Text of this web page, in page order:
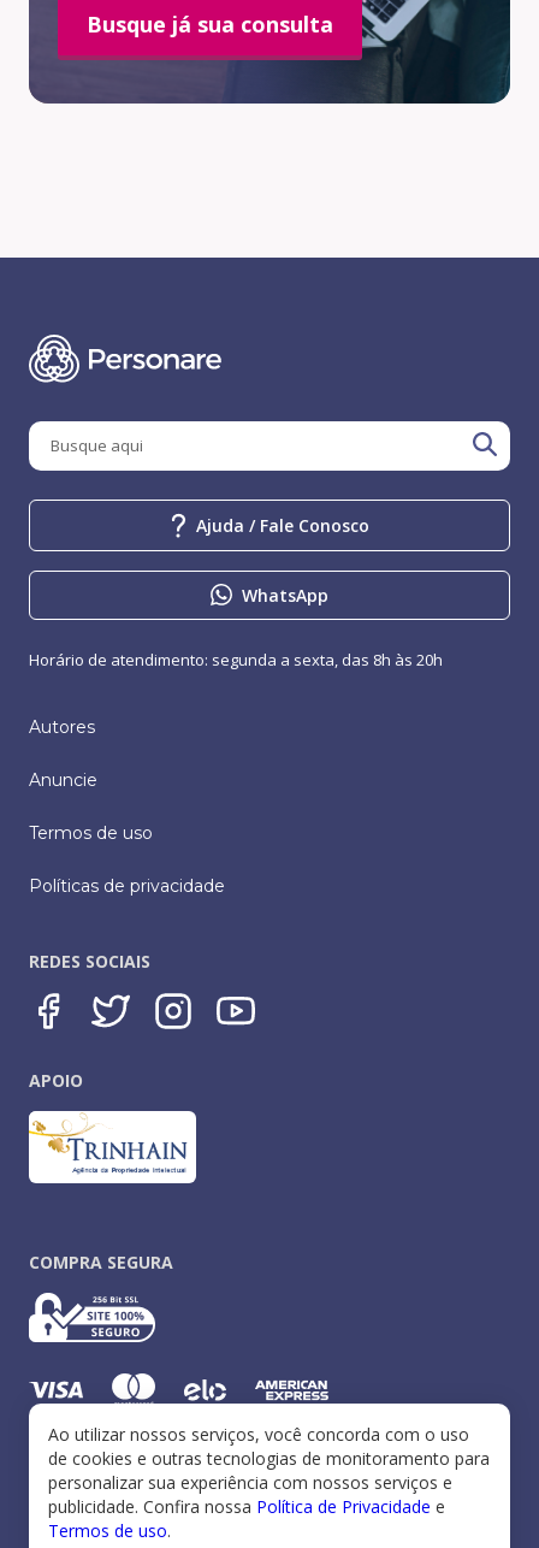
Busque já sua consulta
Ajuda / Fale Conosco
WhatsApp
Horário de atendimento: segunda a sexta, das 8h às 20h
Autores
Anuncie
Termos de uso
Políticas de privacidade
REDES SOCIAIS
APOIO
COMPRA SEGURA